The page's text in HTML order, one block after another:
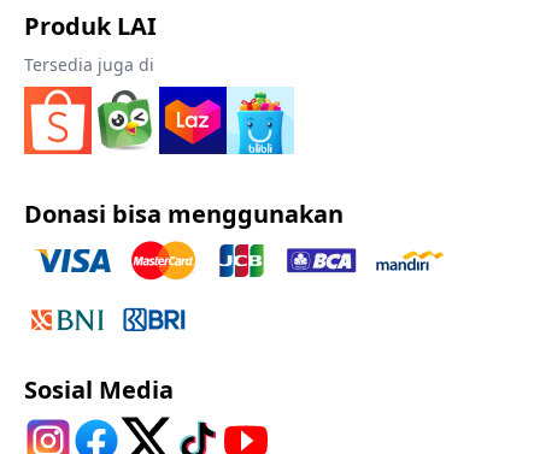
Produk LAI
Tersedia juga di
Donasi bisa menggunakan
Sosial Media